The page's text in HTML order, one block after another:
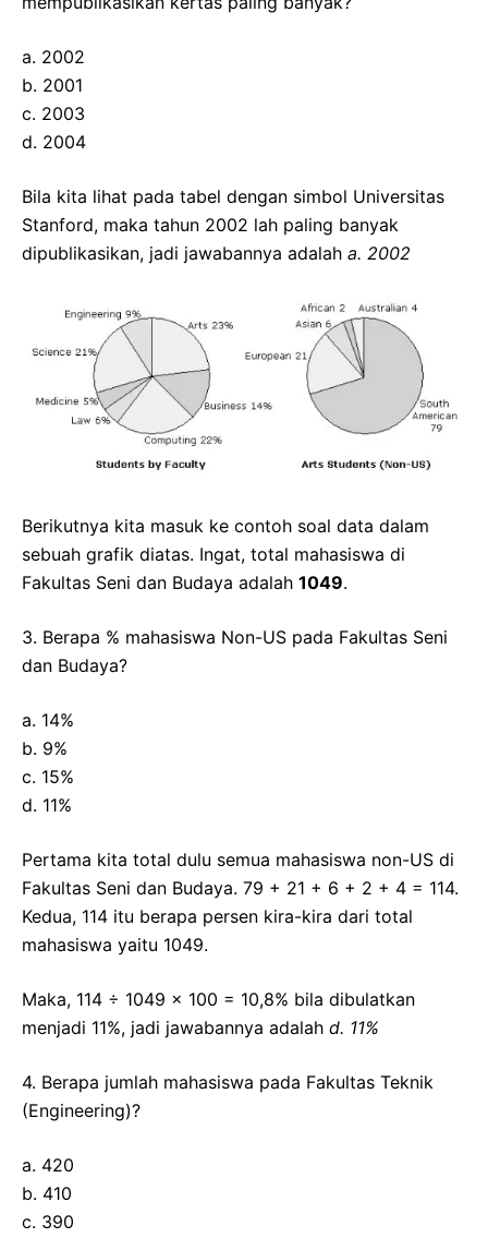
a. 2002
b. 2001
c. 2003
d. 2004
Bila kita lihat pada tabel dengan simbol Universitas
Stanford, maka tahun 2002 lah paling banyak
dipublikasikan, jadi jawabannya adalah a. 2002
Berikutnya kita masuk ke contoh soal data dalam
sebuah grafik diatas. Ingat, total mahasiswa di
Fakultas Seni dan Budaya adalah 1049.
3. Berapa % mahasiswa Non-US pada Fakultas Seni
dan Budaya?
a. 14%
b. 9%
c. 15%
d. 11%
Pertama kita total dulu semua mahasiswa non-US di
Fakultas Seni dan Budaya. 79 + 21 + 6 + 2 + 4 = 114.
Kedua, 114 itu berapa persen kira-kira dari total
mahasiswa yaitu 1049.
Maka, 114 ÷ 1049 x 100 = 10,8% bila dibulatkan
menjadi 11%, jadi jawabannya adalah d. 11%
4. Berapa jumlah mahasiswa pada Fakultas Teknik
(Engineering)?
a. 420
b. 410
c. 390